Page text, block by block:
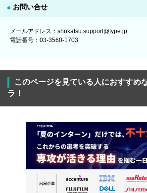
お問い合せ
メールアドレス：shukatsu.support@type.jp
電話番号：03-3560-1703
このページを見ている人におすすめ
ラ！